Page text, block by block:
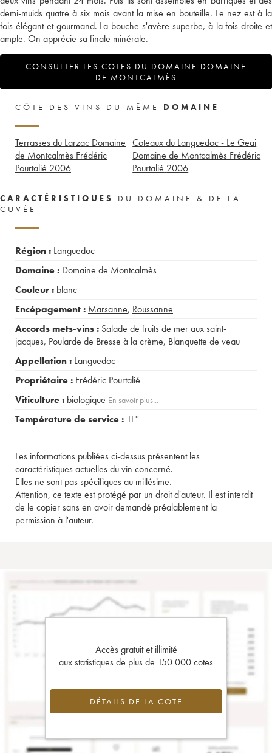
demi-muids quatre à six mois avant la mise en bouteille. Le nez est à la
fois élégant et gourmand. La bouche s'avère superbe, à la fois droite et
ample. On apprécie sa finale minérale.
CONSULTER LES COTES DU DOMAINE DOMAINE
DE MONTCALMÈS
CÔTE DES VINS DU MÊME DOMAINE
Terrasses du Larzac Domaine
de Montcalmès Frédéric
Pourtalié 2006
Coteaux du Languedoc - Le Geai
Domaine de Montcalmès Frédéric
Pourtalié 2006
CARACTÉRISTIQUES
DU DOMAINE & DE LA
CUVÉE
Région : Languedoc
Domaine : Domaine de Montcalmès
Couleur : blanc
Encépagement : Marsanne, Roussanne
Accords mets-vins : Salade de fruits de mer aux saint-
jacques, Poularde de Bresse à la crème, Blanquette de veau
Appellation : Languedoc
Propriétaire : Frédéric Pourtalié
Viticulture : biologique En savoir plus...
Température de service : 11°
Les informations publiées ci-dessus présentent les
caractéristiques actuelles du vin concerné.
Elles ne sont pas spécifiques au millésime.
Attention, ce texte est protégé par un droit d'auteur. Il est interdit
de le copier sans en avoir demandé préalablement la
permission à l'auteur.
Accès gratuit et illimité
aux statistiques de plus de 150 000 cotes
DÉTAILS DE LA COTE